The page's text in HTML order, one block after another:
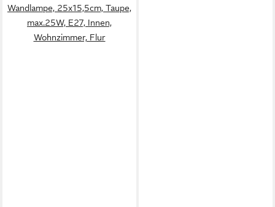
Wandlampe, 25x15,5cm, Taupe,
max.25W, E27, Innen,
Wohnzimmer, Flur